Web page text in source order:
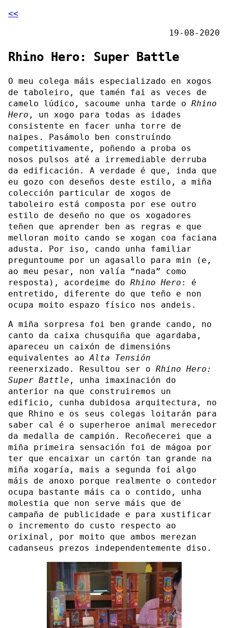
<<
19-08-2020
Rhino Hero: Super Battle
O meu colega máis especializado en xogos
de taboleiro, que tamén fai as veces de
camelo lúdico, sacoume unha tarde o Rhino
Hero , un xogo para todas as idades
consistente en facer unha torre de
naipes. Pasámolo ben construíndo
competitivamente, poñendo a proba os
nosos pulsos até a irremediable derruba
da edificación. A verdade é que, inda que
eu gozo con deseños deste estilo, a miña
colección particular de xogos de
taboleiro está composta por ese outro
estilo de deseño no que os xogadores
teñen que aprender ben as regras e que
melloran moito cando se xogan coa faciana
adusta. Por iso, cando unha familiar
preguntoume por un agasallo para min (e,
ao meu pesar, non valía “nada” como
resposta), acordeime do Rhino Hero : é
entretido, diferente do que teño e non
ocupa moito espazo físico nos andeis.
A miña sorpresa foi ben grande cando, no
canto da caixa chusquiña que agardaba,
apareceu un caixón de dimensións
equivalentes aoAlta Tensión
reenerxizado. Resultou ser o Rhino Hero:
Super Battle , unha imaxinación do
anterior na que construiremos un
edificio, cunha dubidosa arquitectura, no
que Rhino e os seus colegas loitarán para
saber cal é o superheroe animal merecedor
da medalla de campión. Recoñecerei que a
miña primeira sensación foi de mágoa por
ter que encaixar un cartón tan grande na
miña xogaría, mais a segunda foi algo
máis de anoxo porque realmente o contedor
ocupa bastante máis ca o contido, unha
molestia que non serve máis que de
campaña de publicidade e para xustificar
o incremento do custo respecto ao
orixinal, por moito que ambos merezan
cadanseus prezos independentemente diso.